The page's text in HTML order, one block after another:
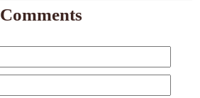
Comments